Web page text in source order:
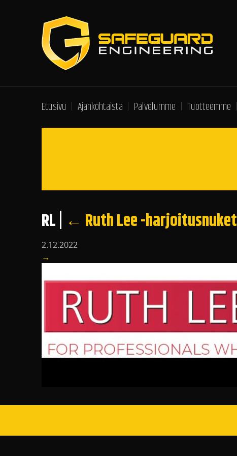
Etusivu Ajankohtaista Palvelumme Tuotteemme
RL ← Ruth Lee -harjoitusnuket
2.12.2022
→